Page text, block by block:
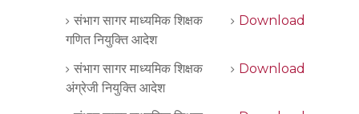
संभाग सागर माध्यमिक शिक्षक
गणित नियुक्ति आदेश
Download
संभाग सागर माध्यमिक शिक्षक
अंग्रेजी नियुक्ति आदेश
Download